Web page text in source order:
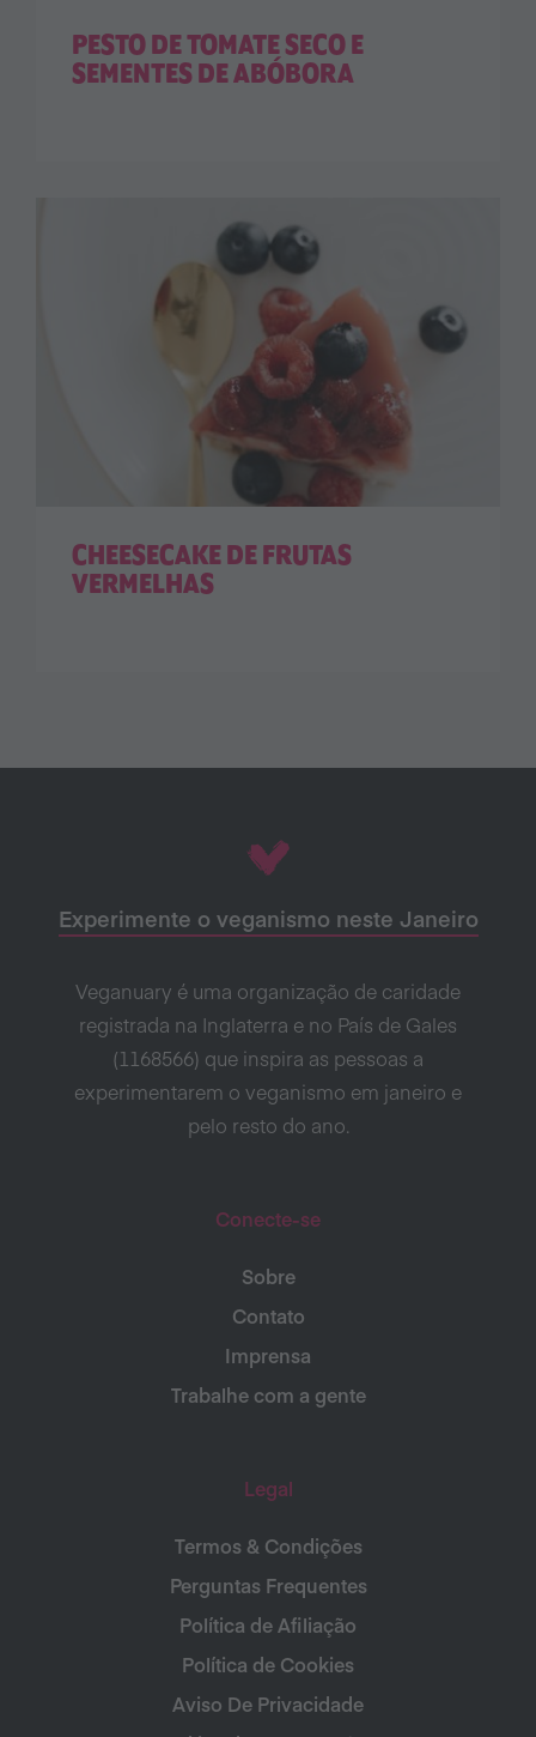
PESTO DE TOMATE SECO E
SEMENTES DE ABÓBORA
CHEESECAKE DE FRUTAS
VERMELHAS
Experimente o veganismo neste Janeiro
Veganuary é uma organização de caridade
registrada na Inglaterra e no País de Gales
(1168566) que inspira as pessoas a
experimentarem o veganismo em janeiro e
pelo resto do ano.
Conecte-se
Sobre
Contato
Imprensa
Trabalhe com a gente
Legal
Termos & Condições
Perguntas Frequentes
Política de Afiliação
Política de Cookies
Aviso De Privacidade